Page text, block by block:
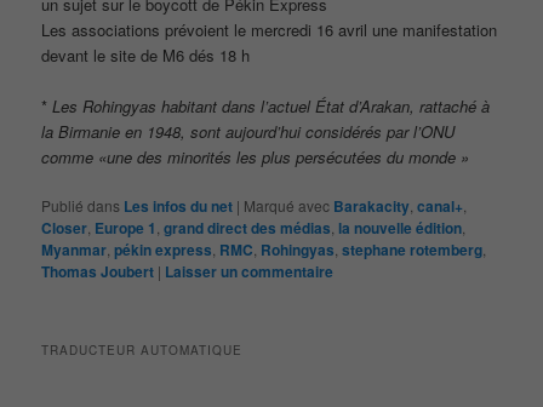
Les associations prévoient le mercredi 16 avril une manifestation
devant le site de M6 dés 18 h
*Les Rohingyas habitant dans l’actuel État d’Arakan, rattaché à
la Birmanie en 1948, sont aujourd’hui considérés par l’ONU
comme «une des minorités les plus persécutées du monde »
Publié dans Les infos du net | Marqué avec Barakacity ,canal+
Closer Europe 1 ,grand direct des médias la nouvelle édition
Myanmar ,pékin express RMC Rohingyas ,stephane rotemberg
Thomas Joubert | Laisser un commentaire
TRADUCTEUR AUTOMATIQUE